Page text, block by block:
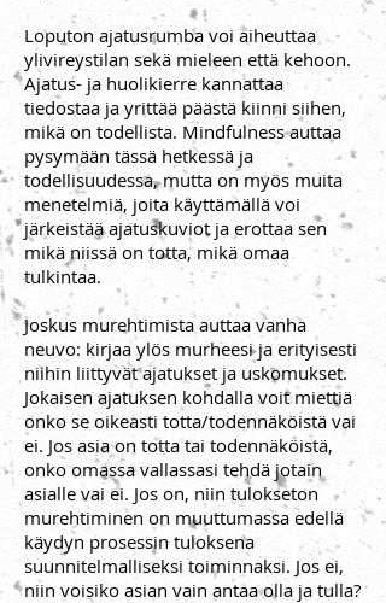
Loputon ajatusrumba voi aiheuttaa
ylivireystilan sekä mieleen että kehoon.
Ajatus- ja huolikierre kannattaa
tiedostaa ja yrittää päästä kiinni siihen,
mikä on todellista. Mindfulness auttaa
pysymään tässä hetkessä ja
todellisuudessa, mutta on myös muita
menetelmiä, joita käyttämällä voi
järkeistää ajatuskuviot ja erottaa sen
mikä niissä on totta, mikä omaa
tulkintaa.
Joskus murehtimista auttaa vanha
neuvo: kirjaa ylös murheesi ja erityisesti
niihin liittyvät ajatukset ja uskomukset.
Jokaisen ajatuksen kohdalla voit miettiä
onko se oikeasti totta/todennäköistä vai
ei. Jos asia on totta tai todennäköistä,
onko omassa vallassasi tehdä jotain
asialle vai ei. Jos on, niin tulokseton
murehtiminen on muuttumassa edellä
käydyn prosessin tuloksena
suunnitelmalliseksi toiminnaksi. Jos ei,
niin voisiko asian vain antaa olla ja tulla?